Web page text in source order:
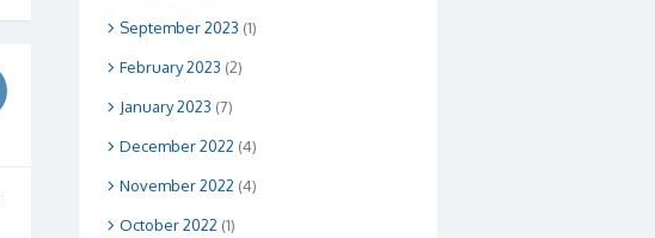
September 2023 (1)
February 2023 (2)
January 2023 (7)
December 2022 (4)
November 2022 (4)
October 2022 (1)